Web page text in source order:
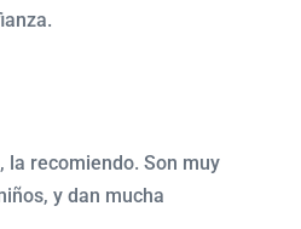
la recomiendo. Son muy
y dan mucha